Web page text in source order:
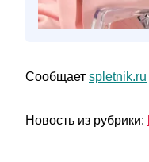
Сообщает spletnik.ru
Новость из рубрики: